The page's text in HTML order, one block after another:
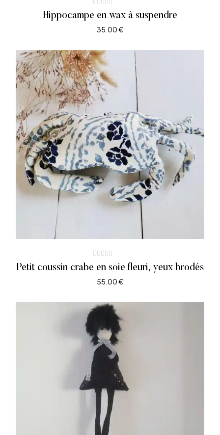
Hippocampe en wax à suspendre
35.00€
Petit coussin crabe en soie fleuri, yeux brodés
55.00€